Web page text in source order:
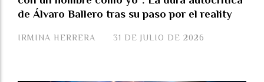
de Álvaro Ballero tras su paso por el reality
IRMINA HERRERA 31 DE JULIO DE 2026